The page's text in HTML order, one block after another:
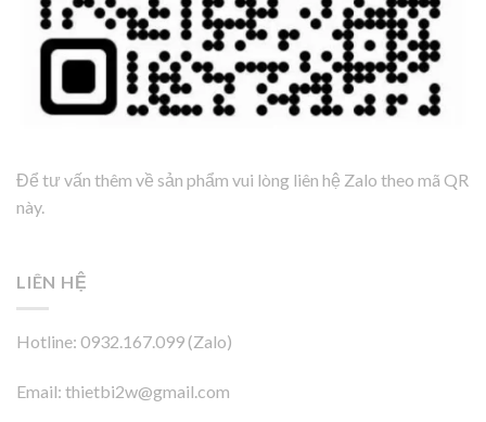
Để tư vấn thêm về sản phẩm vui lòng liên hệ Zalo theo mã QR
này.
LIÊN HỆ
Hotline: 0932.167.099 (Zalo)
Email: thietbi2w@gmail.com